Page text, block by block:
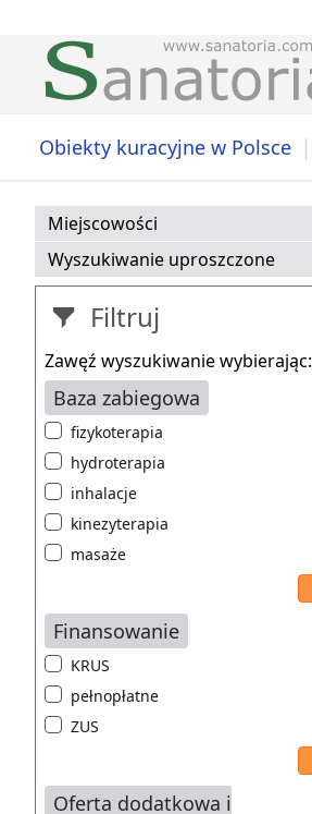
Obiekty kuracyjne w Polsce |
Miejscowości
Wyszukiwanie uproszczone
Filtruj
Zawęź wyszukiwanie wybierając:
Baza zabiegowa
fizykoterapia
hydroterapia
inhalacje
kinezyterapia
masaże
Finansowanie
KRUS
pełnopłatne
ZUS
Oferta dodatkowa i